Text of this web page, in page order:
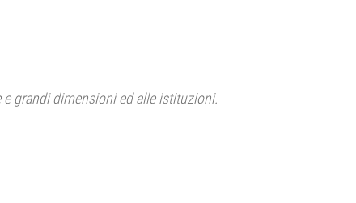
grandi dimensioni ed alle istituzioni.